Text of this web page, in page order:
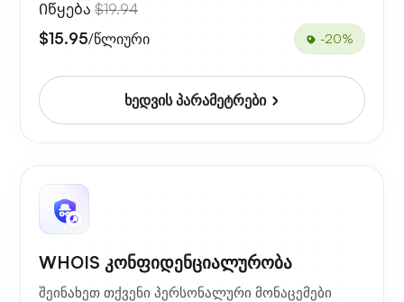
Იწყება $19.94
$15.95/წლიური -20%
ხედვის პარამეტრები
WHOIS კონფიდენციალურობა
შეინახეთ თქვენი პერსონალური მონაცემები